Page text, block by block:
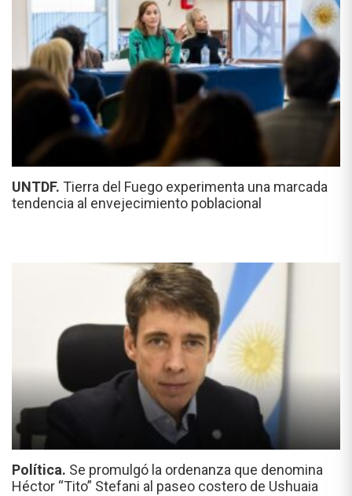
UNTDF. Tierra del Fuego experimenta una marcada
tendencia al envejecimiento poblacional
Política. Se promulgó la ordenanza que denomina
Héctor “Tito” Stefani al paseo costero de Ushuaia